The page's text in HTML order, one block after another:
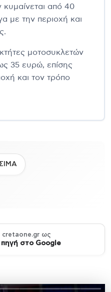
από 40
με την περιοχή και
μοτοσυκλετών
35 ευρώ, επίσης
και τον τρόπο
cretaone.gr ως
πηγή στο Google